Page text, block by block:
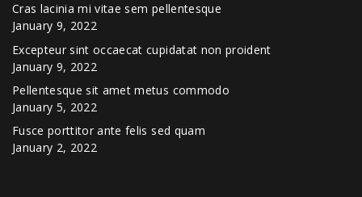
Cras lacinia mi vitae sem pellentesque
January 9, 2022
Excepteur sint occaecat cupidatat non proident
January 9, 2022
Pellentesque sit amet metus commodo
January 5, 2022
Fusce porttitor ante felis sed quam
January 2, 2022